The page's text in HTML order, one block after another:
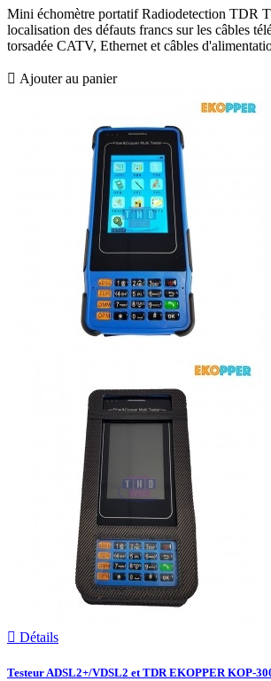
Mini échomètre portatif Radiodetection TDR
localisation des défauts francs sur les câbles
torsadée CATV, Ethernet et câbles
 Ajouter au panier
 Détails
Testeur ADSL2+/VDSL2 et TDR EKOPPER KOP-